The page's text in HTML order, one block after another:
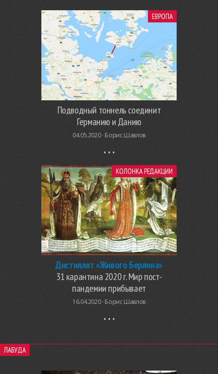
ЕВРОПА
Подводный тоннель соединит
Германию и Данию
04.05.2020 · Борис Шавлов
КОЛОНКА РЕДАКЦИИ
Дистиллят «Живого Берлина»
31 карантина 2020 г. Мир пост-
пандемии прибывает
16.04.2020 · Борис Шавлов
ЛАБУДА